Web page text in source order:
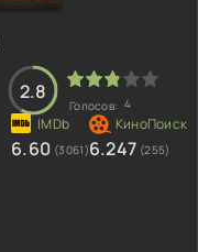
2.8
Голосов: 4
6.60 (3061)6.247 (255)